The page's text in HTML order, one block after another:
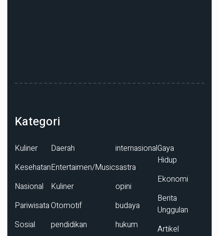
Kategori
Kuliner
Kesehatan
Nasional
Pariwisata
Sosial
Daerah
Entertaimen/Music
Kuliner
Otomotif
pendidikan
internasional
sastra
opini
budaya
hukum
Gaya
Hidup
Ekonomi
Berita
Unggulan
Artikel